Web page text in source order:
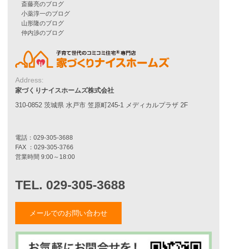
シンプルな平屋
家づくりナイスホームズの家づくり
耐震性能
家づくりの流れ
アフターメンテナンス
平屋をお考えの方へ
二世帯住宅をお考えの方へ
施工事例一覧
お客様の声
家づくりナイスホームズについて
家づくりへの想い
スタッフ紹介
Address:
家づくりナイスホームズ株式会社
310-0852 茨城県 水戸市 笠原町245-1 メディカルプラザ 2F
メールでのお問い合わせ